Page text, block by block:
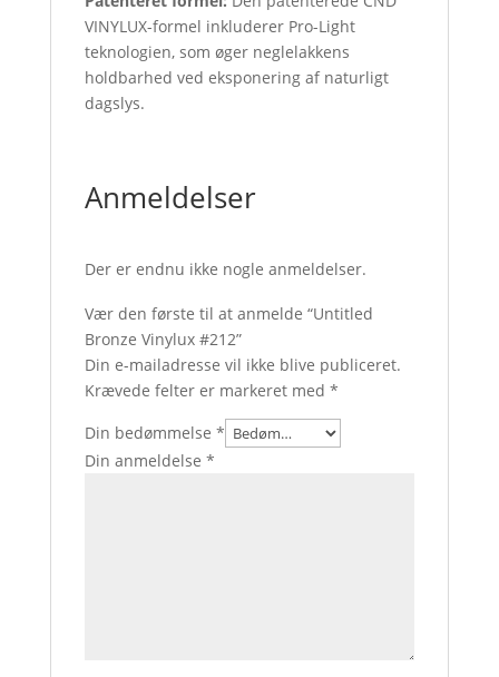
VINYLUX-formel inkluderer Pro-Light
teknologien, som øger neglelakkens
holdbarhed ved eksponering af naturligt
dagslys.
Anmeldelser
Der er endnu ikke nogle anmeldelser.
Vær den første til at anmelde “Untitled
Bronze Vinylux #212”
Din e-mailadresse vil ikke blive publiceret.
Krævede felter er markeret med *
Din bedømmelse *
Din anmeldelse *